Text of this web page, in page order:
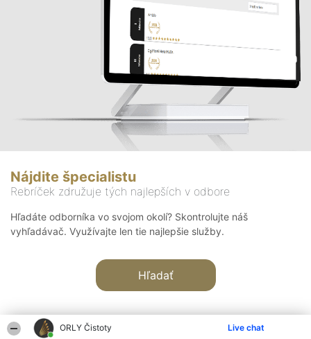
ORLY Čistoty Live chat
Nájdite špecialistu
Rebríček združuje tých najlepších v odbore
Hľadáte odborníka vo svojom okolí? Skontrolujte náš
vyhľadávač. Využívajte len tie najlepšie služby.
Hľadať